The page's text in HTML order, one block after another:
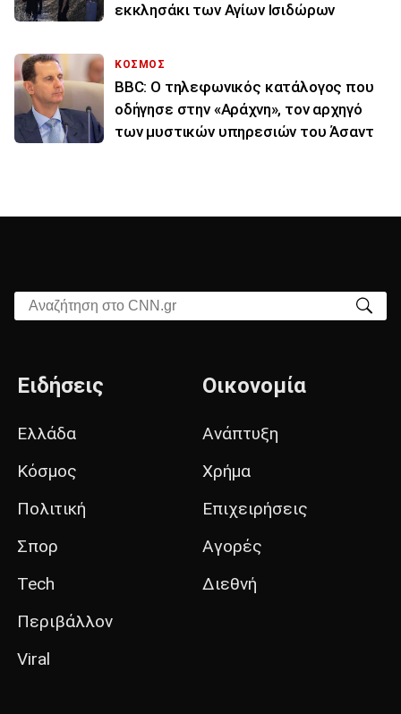
εκκλησάκι των Αγίων Ισιδώρων
ΚΟΣΜΟΣ
BBC: Ο τηλεφωνικός κατάλογος που
οδήγησε στην «Αράχνη», τον αρχηγό
των μυστικών υπηρεσιών του Άσαντ
Αναζήτηση στο CNN.gr
Ειδήσεις
Ελλάδα
Κόσμος
Πολιτική
Σπορ
Tech
Περιβάλλον
Viral
Οικονομία
Ανάπτυξη
Χρήμα
Επιχειρήσεις
Αγορές
Διεθνή